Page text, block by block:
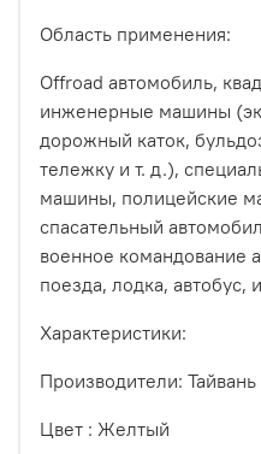
Область применения:
Offroad автомобиль,
инженерные машины
дорожный каток,
тележку и т. д.),
машины, полицейские
спасательный
военное командование
поезда, лодка, автобус,
Характеристики:
Производители: Тайвань
Цвет : Желтый